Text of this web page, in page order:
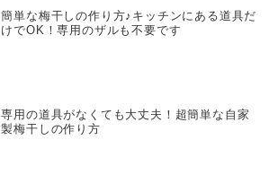
簡単な梅干しの作り方♪キッチンにある道具だ
けでOK！専用のザルも不要です
専用の道具がなくても大丈夫！超簡単な自家
製梅干しの作り方